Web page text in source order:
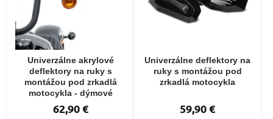
Univerzálne akrylové
deflektory na ruky s
montážou pod zrkadlá
motocykla - dýmové
62,90 €
Univerzálne deflektory na
ruky s montážou pod
zrkadlá motocykla
59,90 €